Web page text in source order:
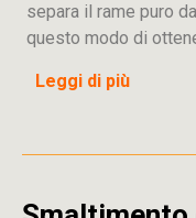
separa il rame puro
questo modo di
Leggi di più